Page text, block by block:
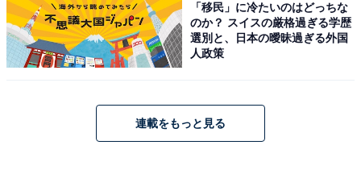
「移民」に冷たいのはどっちな
のか？ スイスの厳格過ぎる学歴
選別と、日本の曖昧過ぎる外国
人政策
連載をもっと見る